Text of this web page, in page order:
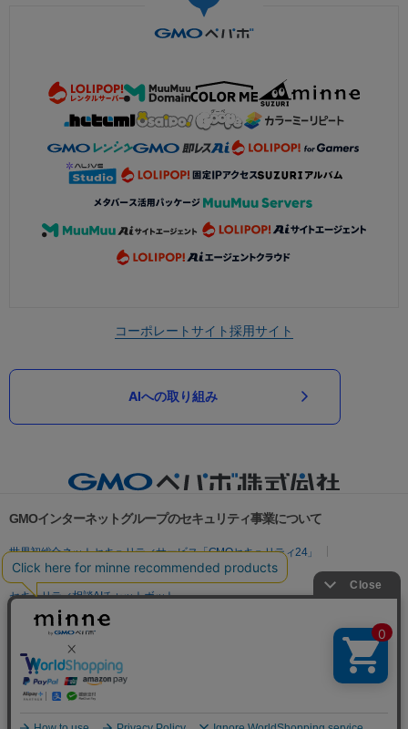
コーポレートサイト採用サイト
AIへの取り組み
GMOインターネットグループのセキュリティ事業について
世界初総合ネットセキュリティサービス「GMOセキュリティ24」
パスワード漏洩診断
Webサイトリスク診断
セキュリティ相談AIチャットボット
実在証明・盗聴対策
サイバー攻撃対策（GMO Flatt Security）
セキュリティ事業の軌跡